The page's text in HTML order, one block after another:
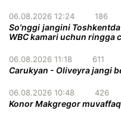
06.08.2026 12:24 186
So'nggi jangini
WBC kamari uchun ringga
06.08.2026 11:18 611
Carukyan - Oliveyra jangi
06.08.2026 10:48 426
Konor Makgregor